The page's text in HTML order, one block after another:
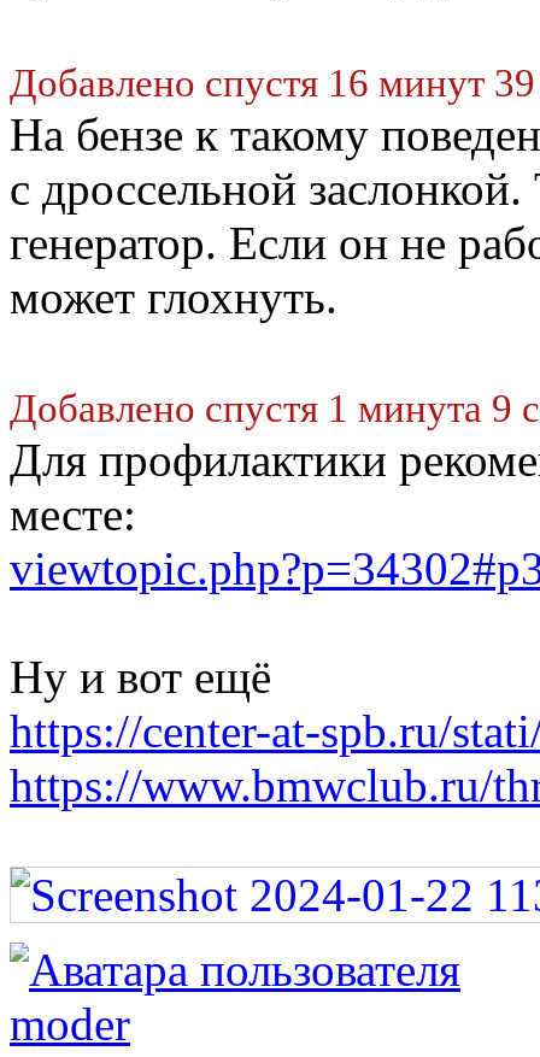
Добавлено спустя 16 минут
На бензе к такому
с дроссельной
генератор. Если он не
может глохнуть.
Добавлено спустя 1 минута 9
Для профилактики
месте:
Ну и вот ещё
https://center-at-spb.ru/
https://www.bmwclub.ru/
moder